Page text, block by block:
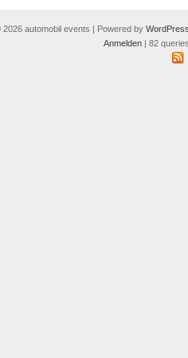
2026 automobil events | Powered by WordPress
Anmelden| 82